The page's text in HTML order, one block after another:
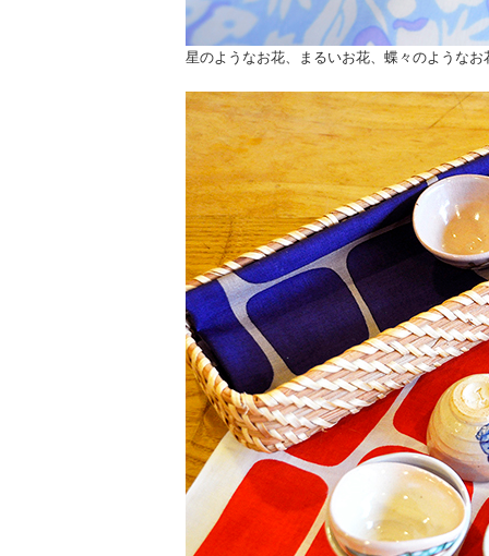
星のようなお花、まるいお花、蝶々のような